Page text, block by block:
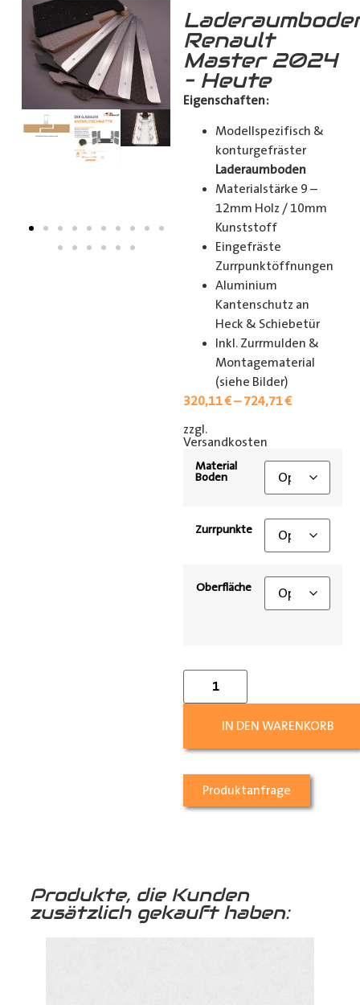
Renault
Master 2024
– Heute
Eigenschaften:
Modellspezifisch &
konturgefräster
Laderaumboden
Materialstärke 9 –
12mm Holz / 10mm
Kunststoff
Eingefräste
Zurrpunktöffnungen
Aluminium
Kantenschutz an
Heck & Schiebetür
Inkl. Zurrmulden &
Montagematerial
(siehe Bilder)
320,11€–724,71€
zzgl.
Versandkosten
Material
Boden
Zurrpunkte
Oberfläche
IN DEN WARENKORB
Produktanfrage
Produkte, die Kunden
zusätzlich gekauft haben: